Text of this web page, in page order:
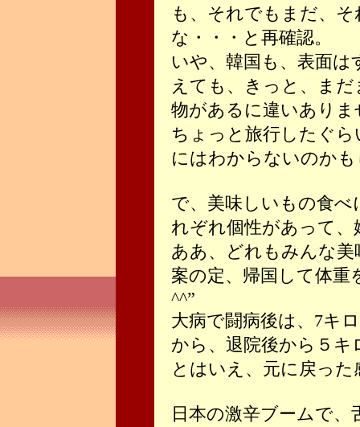
も、それでもまだ、
な・・・と再確認。
いや、韓国も、表面
えても、きっと、ま
物があるに違いありま
ちょっと旅行したぐ
にはわからないのか
で、美味しいもの食
れぞれ個性があって
ああ、どれもみんな
案の定、帰国して体
^^”
大病で闘病後は、7キ
から、退院後から５
とはいえ、元に戻った
日本の激辛ブームで